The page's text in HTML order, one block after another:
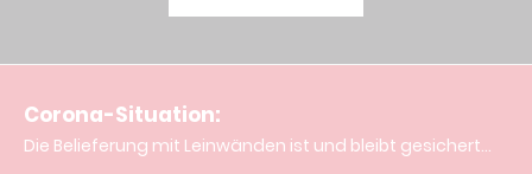
Corona-Situation:
Die Belieferung mit Leinwänden ist und bleibt gesichert...